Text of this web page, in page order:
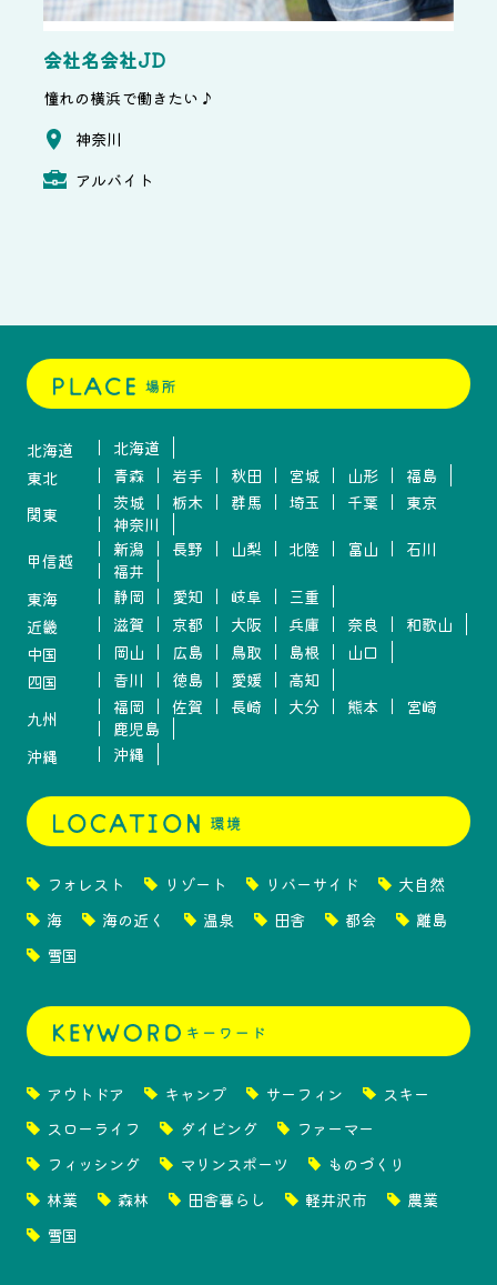
会社名会社JD
憧れの横浜で働きたい♪
神奈川
アルバイト
北海道
北海道
東北
青森 岩手 秋田 宮城 山形
福島
関東
茨城 栃木 群馬 埼玉 千葉
東京
神奈川
甲信越
新潟 長野 山梨 北陸 富山
石川
福井
東海
静岡 愛知 岐阜
三重
近畿
滋賀 京都 大阪 兵庫 奈良
和歌山
中国
岡山 広島 鳥取 島根
山口
四国
香川 徳島 愛媛
高知
九州
福岡 佐賀 長崎 大分 熊本
宮崎
鹿児島
沖縄
沖縄
フォレスト リゾート リバーサイド
大自然
海
海の近く 温泉 田舎 都会
離島
雪国
アウトドア キャンプ サーフィン
スキー
スローライフ
ダイビング
ファーマー
フィッシング
マリンスポーツ
ものづくり
林業
森林 田舎暮らし 軽井沢市
農業
雪国